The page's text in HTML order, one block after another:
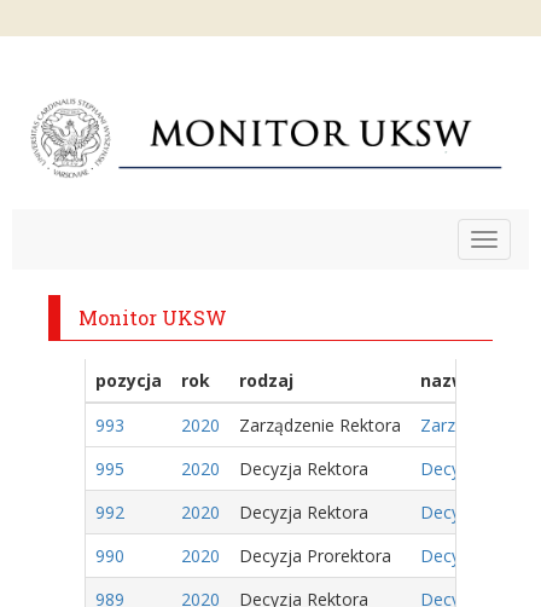
Toggle
Monitor UKSW
pozycja rok rodzaj
nazwa
993
2020 Zarządzenie Rektora
Zarządzenie
995
2020 Decyzja Rektora
Decyzja Nr
992
2020 Decyzja Rektora
Decyzja Nr
990
2020 Decyzja Prorektora
Decyzja Nr
989
2020 Decyzja Rektora
Decyzja Nr